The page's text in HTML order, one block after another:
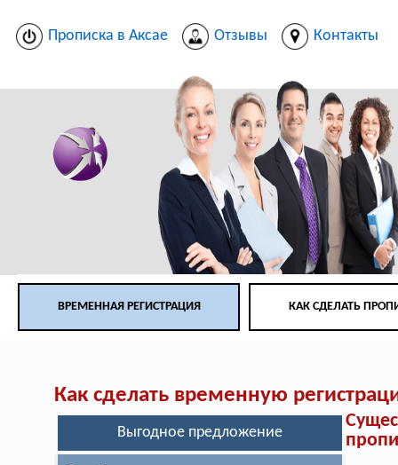
Прописка в Аксае Отзывы Контакты
ВРЕМЕННАЯ РЕГИСТРАЦИЯ КАК СДЕЛАТЬ
Как сделать временную
Выгодное предложение